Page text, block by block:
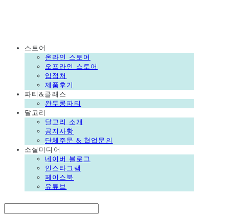
스토어
온라인 스토어
오프라인 스토어
입점처
제품후기
파티&클래스
완두콩파티
달고리
달고리 소개
공지사항
단체주문 & 협업문의
소셜미디어
네이버 블로그
인스타그램
페이스북
유튜브